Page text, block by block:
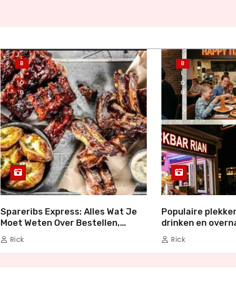
B
L
O
G
Spareribs Express: Alles Wat Je
Moet Weten Over Bestellen,
Bezorgen en Genieten
Rick
B
L
O
G
Populaire
drinken en
Nederland
Rick